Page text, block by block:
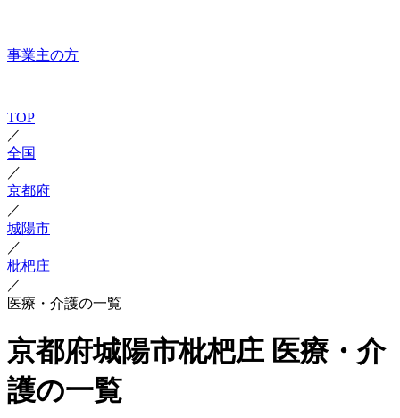
事業主の方
TOP
／
全国
／
京都府
／
城陽市
／
枇杷庄
／
医療・介護の一覧
京都府城陽市枇杷庄 医療・介
護の一覧